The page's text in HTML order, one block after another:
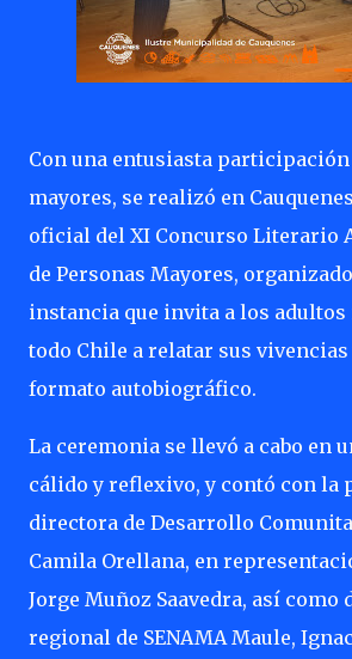
Con una entusiasta
mayores, se realizó en
oficial del XI Concurso Literario
de Personas Mayores,
instancia que invita a los adultos
todo Chile a relatar sus
formato autobiográfico.
La ceremonia se llevó a cabo en
cálido y reflexivo, y contó con la
directora de Desarrollo
Camila Orellana, en
Jorge Muñoz Saavedra, así
regional de SENAMA Maule,